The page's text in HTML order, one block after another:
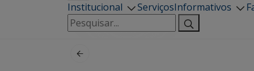
Institucional ServiçosInformativos
Pesquisar
por: